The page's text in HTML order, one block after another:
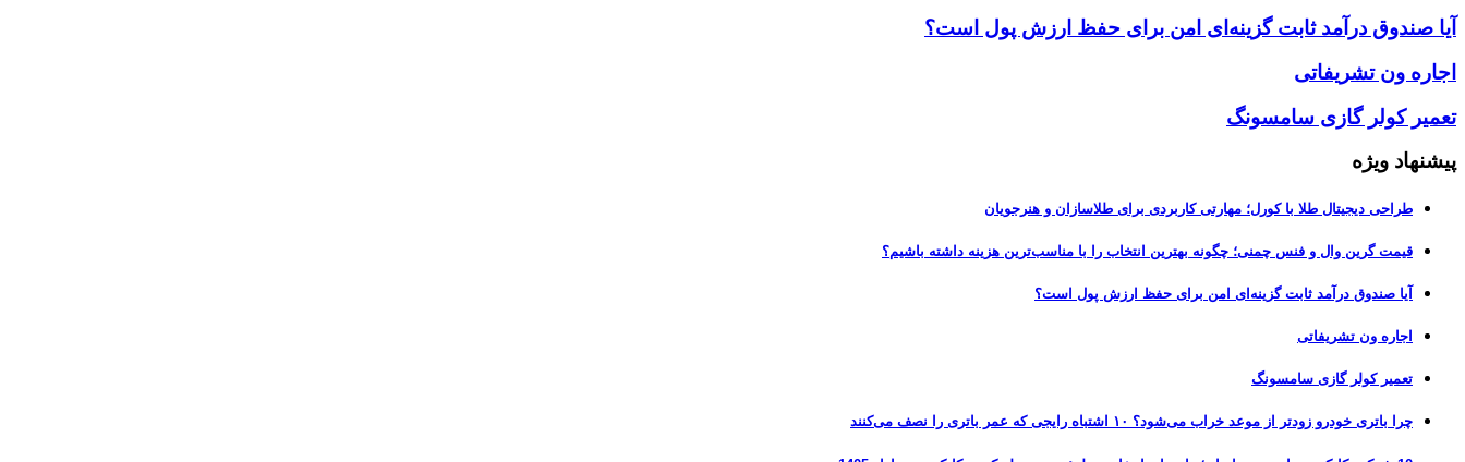
آیا صندوق درآمد ثابت گزینه‌ای امن برای حفظ ارزش پول است؟
اجاره ون تشریفاتی
تعمیر کولر گازی سامسونگ
پیشنهاد ویژه
طراحی دیجیتال طلا با کورل؛ مهارتی کاربردی برای طلاسازان و هنرجویان
قیمت گرین وال و فنس چمنی؛ چگونه بهترین انتخاب را با مناسب‌ترین هزینه داشته باشیم؟
آیا صندوق درآمد ثابت گزینه‌ای امن برای حفظ ارزش پول است؟
اجاره ون تشریفاتی
تعمیر کولر گازی سامسونگ
چرا باتری خودرو زودتر از موعد خراب می‌شود؟ ۱۰ اشتباه رایجی که عمر باتری را نصف می‌کنند